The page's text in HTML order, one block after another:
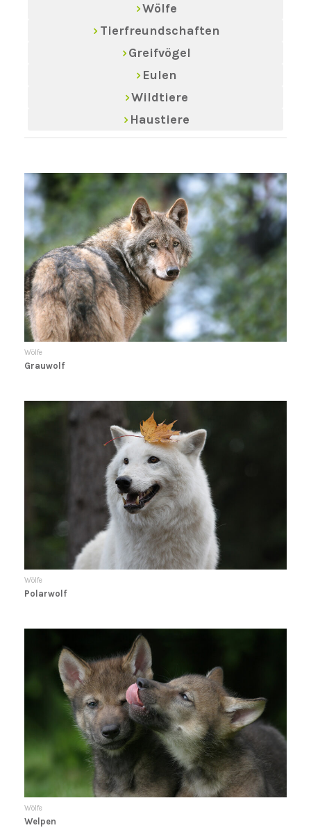
Wölfe
Tierfreundschaften
Greifvögel
Eulen
Wildtiere
Haustiere
Wölfe
Grauwolf
Wölfe
Polarwolf
Wölfe
Welpen